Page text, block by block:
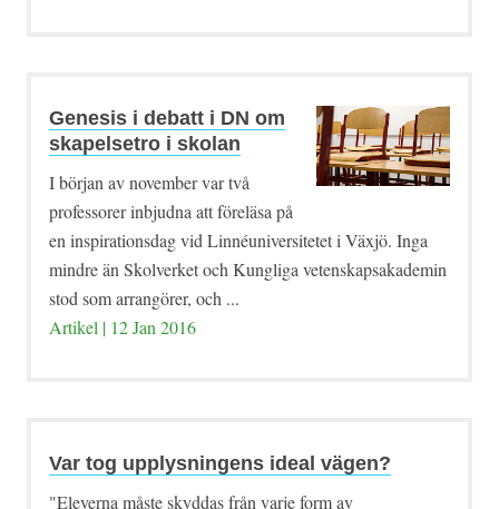
Genesis i debatt i DN om
skapelsetro i skolan
I början av november var två
professorer inbjudna att föreläsa på
en inspirationsdag vid Linnéuniversitetet i Växjö. Inga
mindre än Skolverket och Kungliga vetenskapsakademin
stod som arrangörer, och ...
Artikel | 12 Jan 2016
Var tog upplysningens ideal vägen?
"Eleverna måste skyddas från varje form av